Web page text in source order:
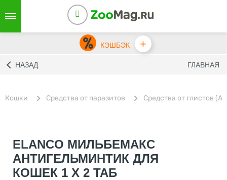
КЭШБЭК +
НАЗАД ГЛАВНАЯ
Кошки Средства от паразитов Средства от глистов
ELANCO МИЛЬБЕМАКС
АНТИГЕЛЬМИНТИК ДЛЯ
КОШЕК 1 Х 2 ТАБ